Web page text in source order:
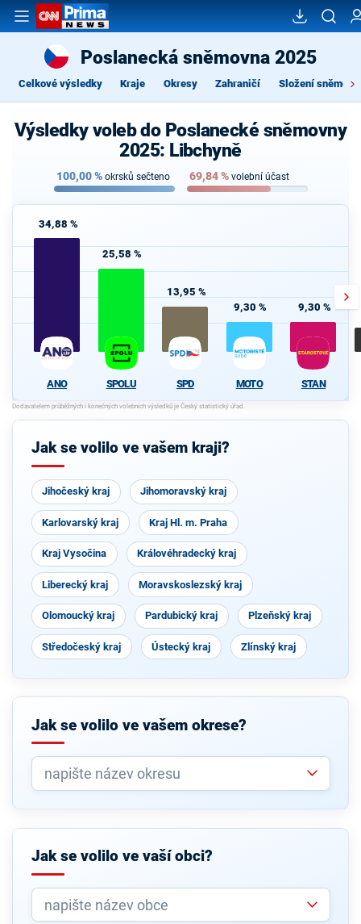
Poslanecká sněmovna 2025
Celkové výsledky Kraje Okresy Zahraničí Složení
Výsledky voleb do Poslanecké sněmovny
2025: Libchyně
100,00% okrsků sečteno 69,84% volební účast
34,88 %
ANO
25,58 %
SPOLU
13,95 %
SPD
9,30 %
MOTO
9,30 %
STAN
Jak se volilo ve vašem kraji?
Jihočeský kraj Jihomoravský kraj
Karlovarský kraj Kraj Hl. m. Praha
Kraj Vysočina Královéhradecký kraj
Liberecký kraj Moravskoslezský kraj
Olomoucký kraj Pardubický kraj Plzeňský kraj
Středočeský kraj Ústecký kraj Zlínský kraj
Jak se volilo ve vašem okrese?
Jak se volilo ve vaší obci?